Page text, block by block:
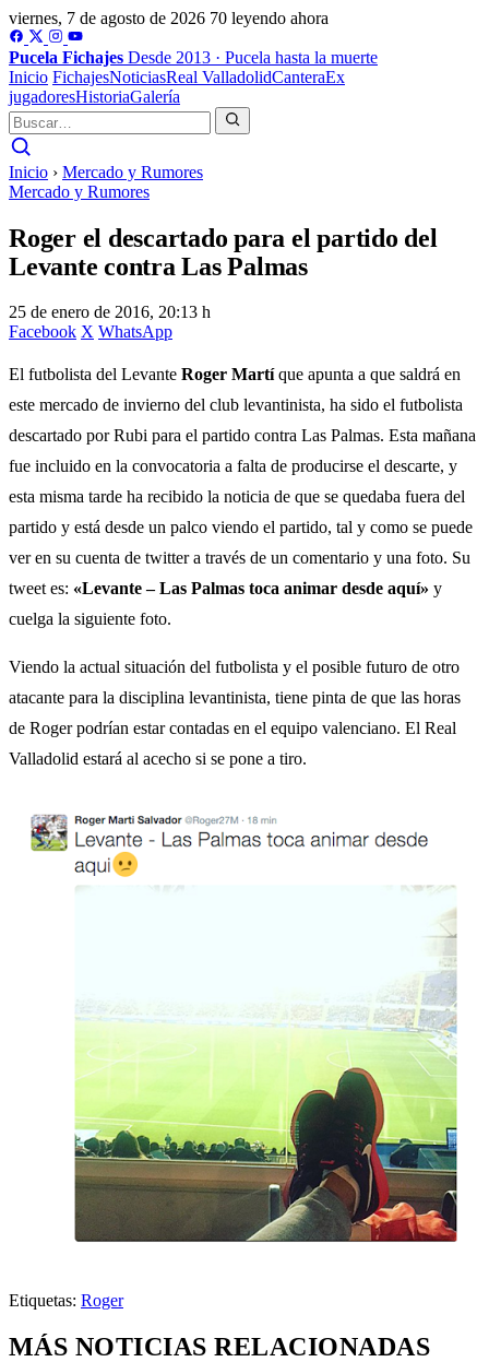
viernes, 7 de agosto de 2026 70 leyendo ahora
Pucela Fichajes Desde 2013 · Pucela hasta la muerte
Inicio FichajesNoticiasReal ValladolidCanteraEx
jugadoresHistoriaGalería
Inicio › Mercado y Rumores
Mercado y Rumores
Roger el descartado para el partido del
Levante contra Las Palmas
25 de enero de 2016, 20:13 h
Facebook X WhatsApp
El futbolista del Levante Roger Martíque apunta a que saldrá en
este mercado de invierno del club levantinista, ha sido el futbolista
descartado por Rubi para el partido contra Las Palmas. Esta mañana
fue incluido en la convocatoria a falta de producirse el descarte, y
esta misma tarde ha recibido la noticia de que se quedaba fuera del
partido y está desde un palco viendo el partido, tal y como se puede
ver en su cuenta de twitter a través de un comentario y una foto. Su
tweet es: «Levante – Las Palmas toca animar desde aquí» y
cuelga la siguiente foto.
Viendo la actual situación del futbolista y el posible futuro de otro
atacante para la disciplina levantinista, tiene pinta de que las horas
de Roger podrían estar contadas en el equipo valenciano. El Real
Valladolid estará al acecho si se pone a tiro.
Etiquetas: Roger
MÁS NOTICIAS RELACIONADAS